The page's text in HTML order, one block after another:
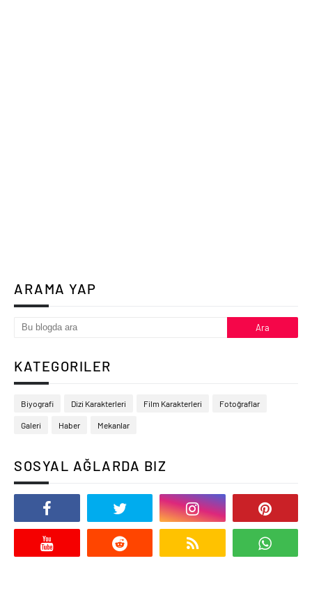
ARAMA YAP
KATEGORILER
Biyografi Dizi Karakterleri Film Karakterleri Fotoğraflar
Galeri Haber Mekanlar
SOSYAL AĞLARDA BIZ